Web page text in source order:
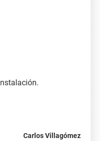
Carlos Villagómez